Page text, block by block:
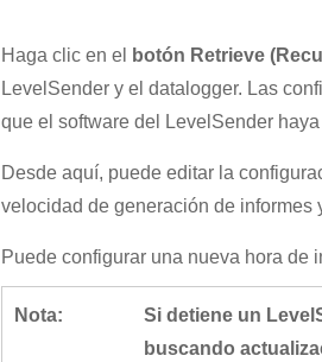
Haga clic en el botón Retrieve
LevelSender y el datalogger. Las
que el software del LevelSender
Desde aquí, puede editar la
velocidad de generación de informes
Puede configurar una nueva hora de
Nota:
Si detiene un
buscando